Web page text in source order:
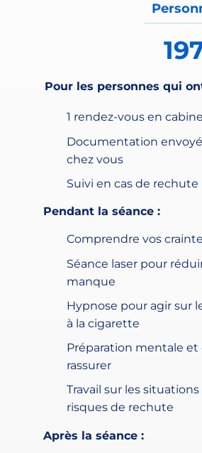
Pour les personnes qui
1 rendez-vous en
Documentation
chez vous
Suivi en cas de rechute
Pendant la séance :
Comprendre vos
Séance laser pour
manque
Hypnose pour agir sur
à la cigarette
Préparation mentale
rassurer
Travail sur les
risques de rechute
Après la séance :